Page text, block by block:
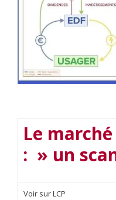
Le
: » un
Voir sur LCP